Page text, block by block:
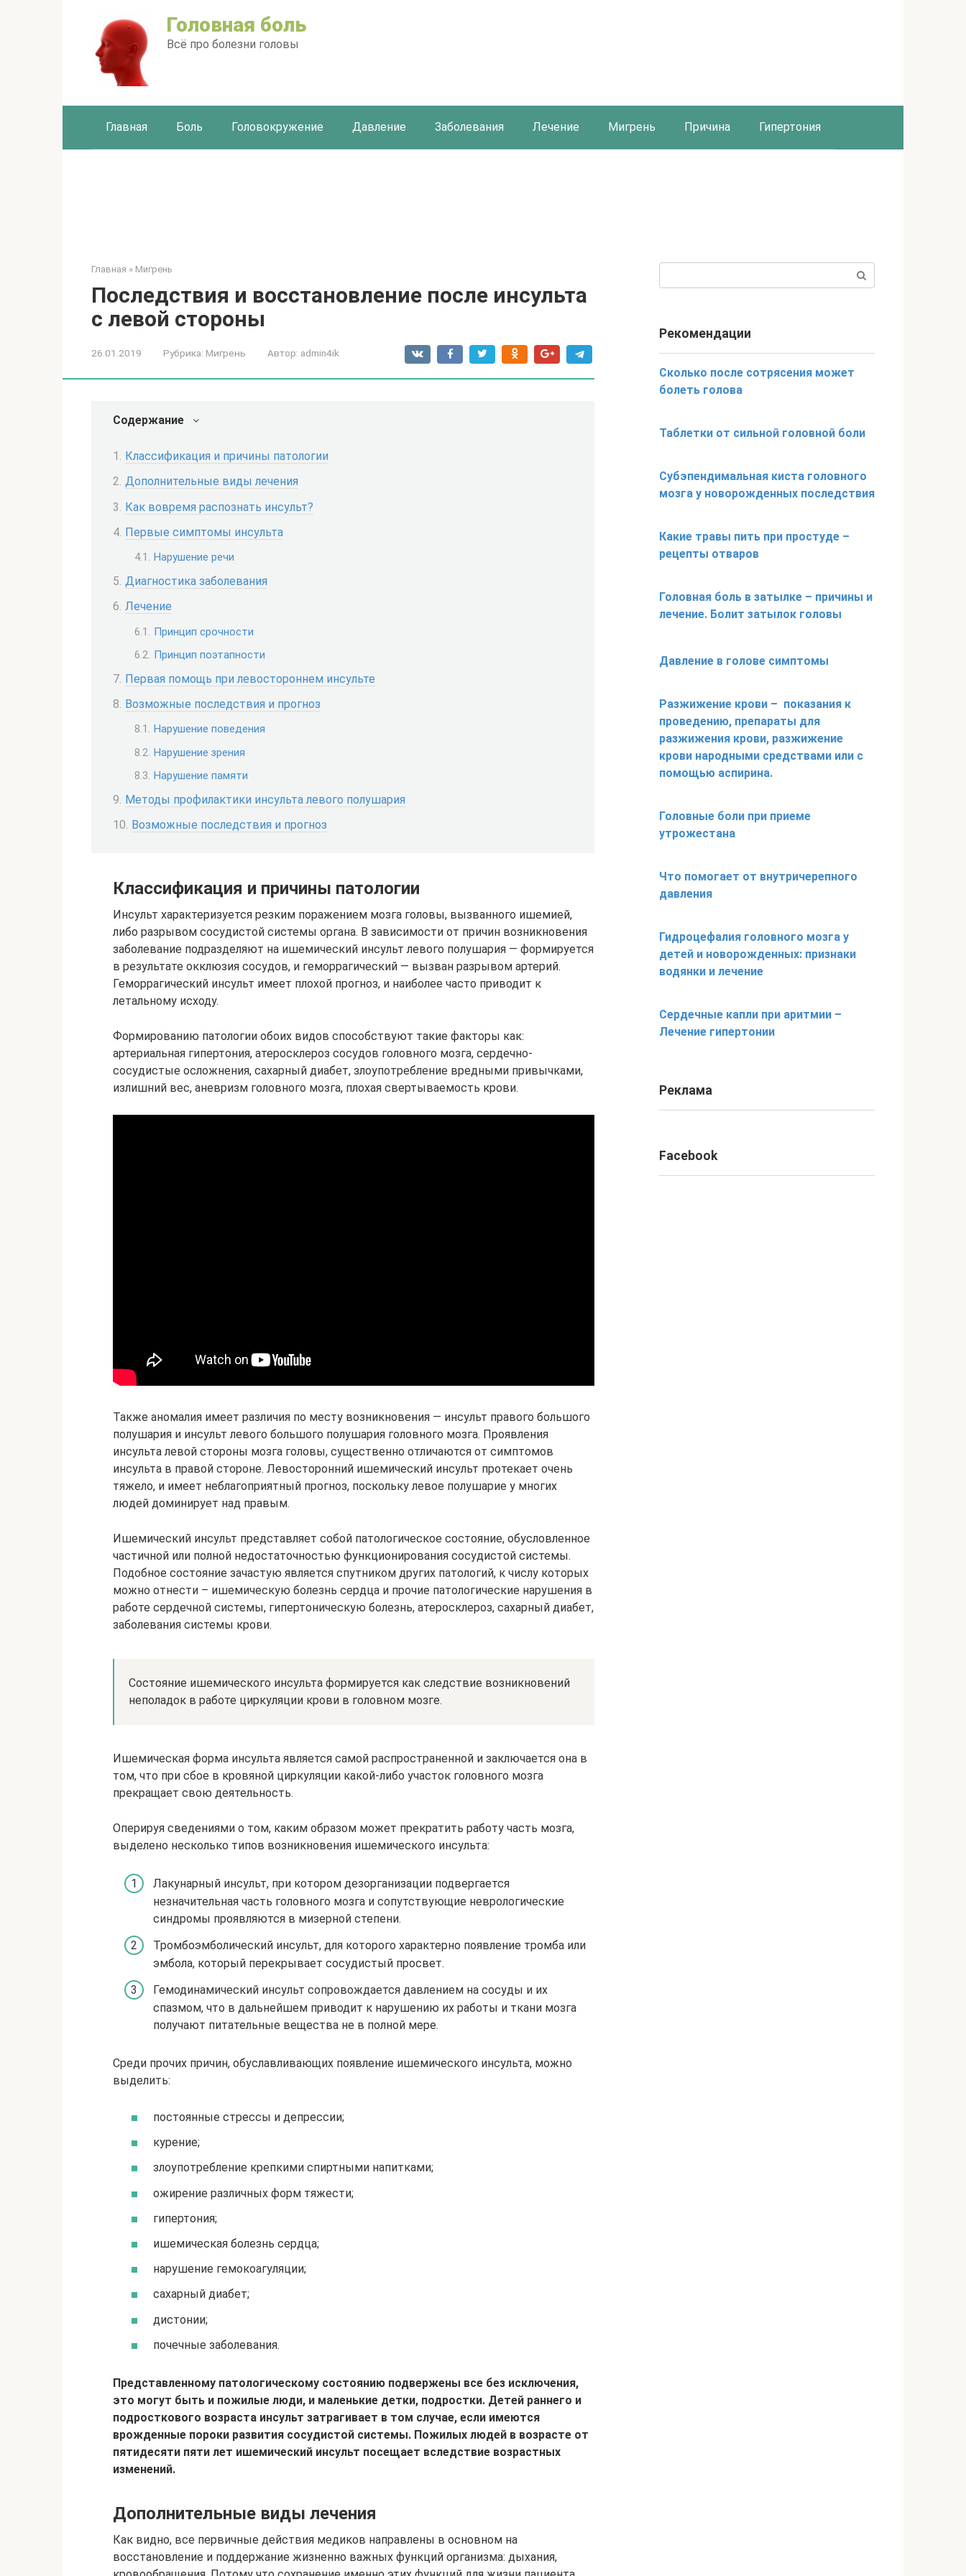
Головная боль
Всё про болезни головы
Главная Боль Головокружение Давление Заболевания Лечение Мигрень Причина Гипертония
Главная » Мигрень
Последствия и восстановление после инсульта
с левой стороны
26.01.2019 Рубрика: Мигрень Автор: admin4ik
Содержание
Классификация и причины патологии
Дополнительные виды лечения
Как вовремя распознать инсульт?
Первые симптомы инсульта
Нарушение речи
Диагностика заболевания
Лечение
Принцип срочности
Принцип поэтапности
Первая помощь при левостороннем инсульте
Возможные последствия и прогноз
Нарушение поведения
Нарушение зрения
Нарушение памяти
Методы профилактики инсульта левого полушария
Возможные последствия и прогноз
Классификация и причины патологии
Инсульт характеризуется резким поражением мозга головы, вызванного ишемией,
либо разрывом сосудистой системы органа. В зависимости от причин возникновения
заболевание подразделяют на ишемический инсульт левого полушария — формируется
в результате окклюзия сосудов, и геморрагический — вызван разрывом артерий.
Геморрагический инсульт имеет плохой прогноз, и наиболее часто приводит к
летальному исходу.
Формированию патологии обоих видов способствуют такие факторы как:
артериальная гипертония, атеросклероз сосудов головного мозга, сердечно-
сосудистые осложнения, сахарный диабет, злоупотребление вредными привычками,
излишний вес, аневризм головного мозга, плохая свертываемость крови.
Также аномалия имеет различия по месту возникновения — инсульт правого большого
полушария и инсульт левого большого полушария головного мозга. Проявления
инсульта левой стороны мозга головы, существенно отличаются от симптомов
инсульта в правой стороне. Левосторонний ишемический инсульт протекает очень
тяжело, и имеет неблагоприятный прогноз, поскольку левое полушарие у многих
людей доминирует над правым.
Ишемический инсульт представляет собой патологическое состояние, обусловленное
частичной или полной недостаточностью функционирования сосудистой системы.
Подобное состояние зачастую является спутником других патологий, к числу которых
можно отнести – ишемическую болезнь сердца и прочие патологические нарушения в
работе сердечной системы, гипертоническую болезнь, атеросклероз, сахарный диабет,
заболевания системы крови.
Состояние ишемического инсульта формируется как следствие возникновений
неполадок в работе циркуляции крови в головном мозге.
Ишемическая форма инсульта является самой распространенной и заключается она в
том, что при сбое в кровяной циркуляции какой-либо участок головного мозга
прекращает свою деятельность.
Оперируя сведениями о том, каким образом может прекратить работу часть мозга,
выделено несколько типов возникновения ишемического инсульта:
Лакунарный инсульт, при котором дезорганизации подвергается
незначительная часть головного мозга и сопутствующие неврологические
синдромы проявляются в мизерной степени.
Тромбоэмболический инсульт, для которого характерно появление тромба или
эмбола, который перекрывает сосудистый просвет.
Гемодинамический инсульт сопровождается давлением на сосуды и их
спазмом, что в дальнейшем приводит к нарушению их работы и ткани мозга
получают питательные вещества не в полной мере.
Среди прочих причин, обуславливающих появление ишемического инсульта, можно
выделить:
постоянные стрессы и депрессии;
курение;
злоупотребление крепкими спиртными напитками;
ожирение различных форм тяжести;
гипертония;
ишемическая болезнь сердца;
нарушение гемокоагуляции;
сахарный диабет;
дистонии;
почечные заболевания.
Представленному патологическому состоянию подвержены все без исключения,
это могут быть и пожилые люди, и маленькие детки, подростки. Детей раннего и
подросткового возраста инсульт затрагивает в том случае, если имеются
врожденные пороки развития сосудистой системы. Пожилых людей в возрасте от
пятидесяти пяти лет ишемический инсульт посещает вследствие возрастных
изменений.
Дополнительные виды лечения
Как видно, все первичные действия медиков направлены в основном на
восстановление и поддержание жизненно важных функций организма: дыхания,
Рекомендации
Сколько после сотрясения может
болеть голова
Таблетки от сильной головной боли
Субэпендимальная киста головного
мозга у новорожденных последствия
Какие травы пить при простуде –
рецепты отваров
Головная боль в затылке – причины и
лечение. Болит затылок головы
Давление в голове симптомы
Разжижение крови – показания к
проведению, препараты для
разжижения крови, разжижение
крови народными средствами или с
помощью аспирина.
Головные боли при приеме
утрожестана
Что помогает от внутричерепного
давления
Гидроцефалия головного мозга у
детей и новорожденных: признаки
водянки и лечение
Сердечные капли при аритмии –
Лечение гипертонии
Реклама
Facebook